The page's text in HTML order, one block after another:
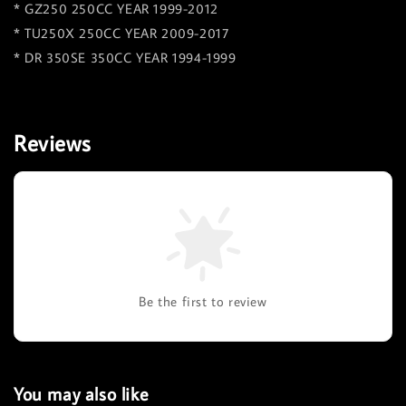
* GZ250 250CC YEAR 1999-2012
* TU250X 250CC YEAR 2009-2017
* DR 350SE 350CC YEAR 1994-1999
Reviews
Be the first to review
You may also like